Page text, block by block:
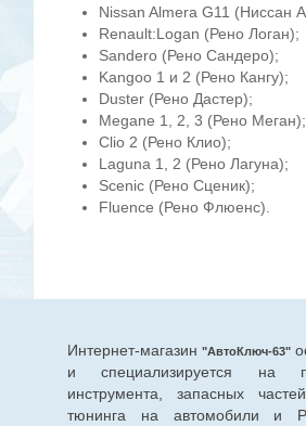
Nissan Almera G11 (Ниссан
Renault:Logan (Рено Логан);
Sandero (Рено Сандеро);
Kangoo 1 и 2 (Рено Кангу);
Duster (Рено Дастер);
Megane 1, 2, 3 (Рено Меган);
Clio 2 (Рено Клио);
Laguna 1, 2 (Рено Лагуна);
Scenic (Рено Сценик);
Fluence (Рено Флюенс).
Интернет-магазин "АвтоКлюч-63"
и специализируется на
инструмента, запасных
тюнинга на автомобили и